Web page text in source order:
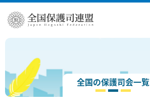
全国の保護司会一覧